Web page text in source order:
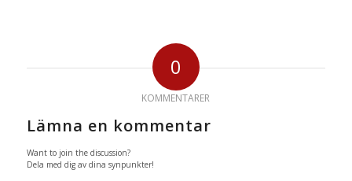
0
KOMMENTARER
Lämna en kommentar
Want to join the discussion?
Dela med dig av dina synpunkter!